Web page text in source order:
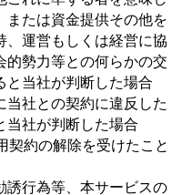
または資金提供その他を
運営もしくは経営に協
的勢力等との何らかの交
と当社が判断した場合
社との契約に違反した
当社が判断した場合
契約の解除を受けたこと
誘行為等、本サービスの